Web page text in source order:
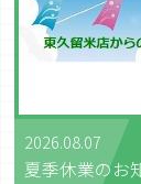
2026.08.07
夏季休業のお